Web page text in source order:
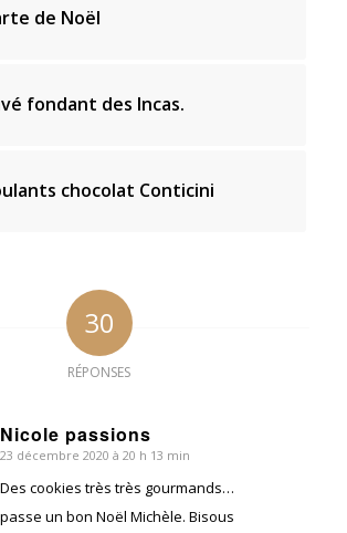
de Noël
fondant des Incas.
chocolat Conticini
30
RÉPONSES
Nicole passions
dit
23 décembre 2020 à 20 h 13 min
Des cookies très très gourmands…
passe un bon Noël Michèle. Bisous